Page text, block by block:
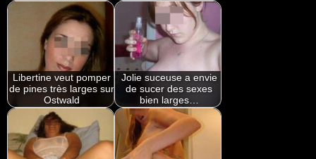
Libertine veut pomper
de pines très larges sur
Ostwald
Jolie suceuse a envie
de sucer des sexes
bien larges…